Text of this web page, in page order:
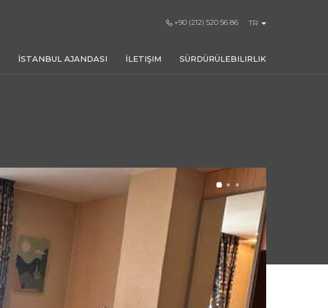
+90 (212) 520 56 86 TR
İSTANBUL AJANDASI İLETIŞIM SÜRDÜRÜLEBILIRLIK